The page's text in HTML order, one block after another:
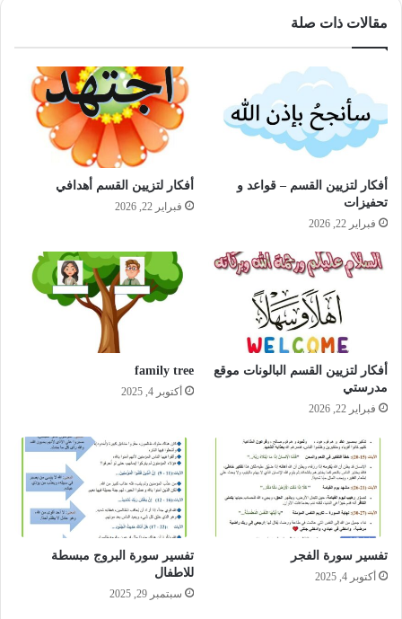
مقالات ذات صلة
أفكار لتزيين القسم – قواعد و
تحفيزات
فبراير 22, 2026
أفكار لتزيين القسم أهدافي
فبراير 22, 2026
أفكار لتزيين القسم البالونات موقع
مدرستي
فبراير 22, 2026
family tree
أكتوبر 4, 2025
تفسير سورة الفجر
أكتوبر 4, 2025
تفسير سورة البروج مبسطة
للاطفال
سبتمبر 29, 2025